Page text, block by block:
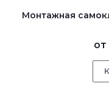
Монтажная
от